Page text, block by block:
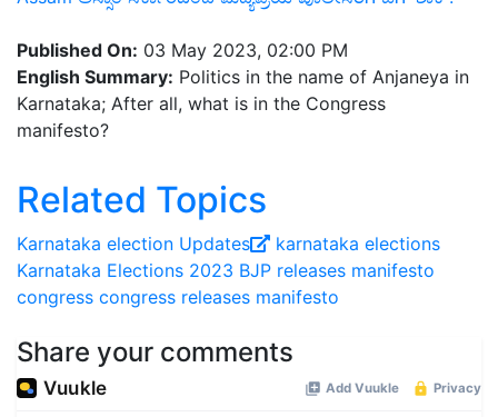
Published On: 03 May 2023, 02:00 PM
English Summary: Politics in the name of Anjaneya in
Karnataka; After all, what is in the Congress
manifesto?
Related Topics
Karnataka election Updates
karnataka elections
Karnataka Elections 2023 BJP releases manifesto
congress congress releases manifesto
Share your comments